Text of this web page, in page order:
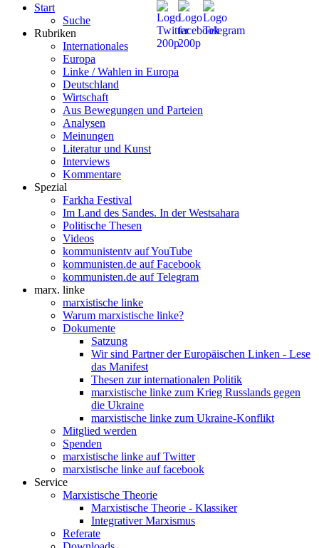
Start
Suche
Rubriken
Internationales
Europa
Linke / Wahlen in Europa
Deutschland
Wirtschaft
Aus Bewegungen und Parteien
Analysen
Meinungen
Literatur und Kunst
Interviews
Kommentare
Spezial
Farkha Festival
Im Land des Sandes. In der Westsahara
Politische Thesen
Videos
kommunistentv auf YouTube
kommunisten.de auf Facebook
kommunisten.de auf Telegram
marx. linke
marxistische linke
Warum marxistische linke?
Dokumente
Satzung
Wir sind Partner der Europäischen Linken - Lese
das Manifest
Thesen zur internationalen Politik
marxistische linke zum Krieg Russlands gegen
die Ukraine
marxistische linke zum Ukraine-Konflikt
Mitglied werden
Spenden
marxistische linke auf Twitter
marxistische linke auf facebook
Service
Marxistische Theorie
Marxistische Theorie - Klassiker
Integrativer Marxismus
Referate